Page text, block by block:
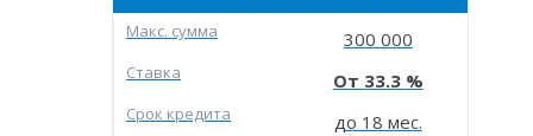
Макc. сумма 300 000
Ставка 33.3
Срок кредита до 18 мес.